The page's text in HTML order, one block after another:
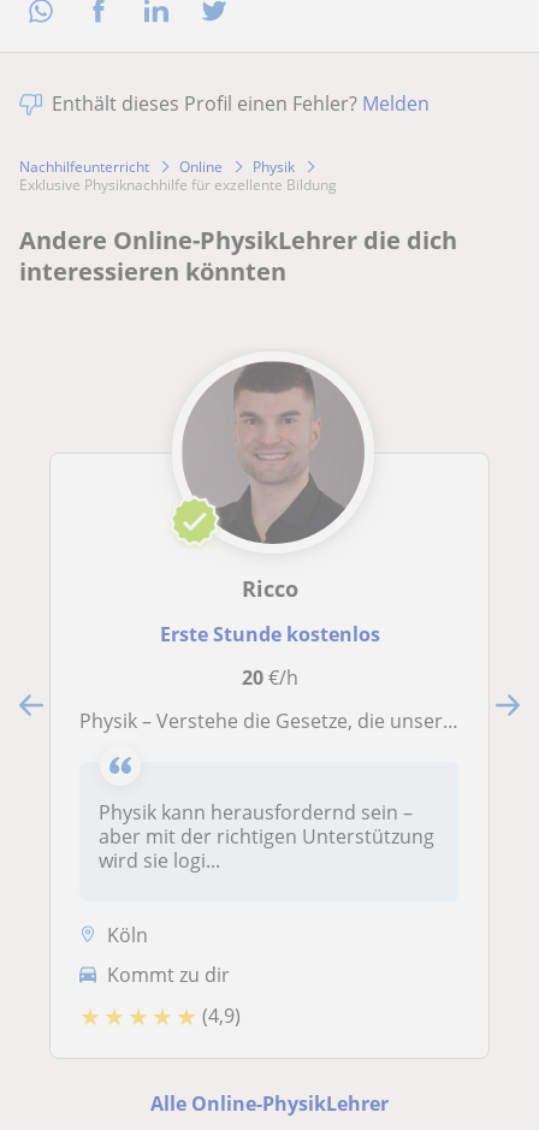
Enthält dieses Profil einen Fehler? Melden
Nachhilfeunterricht Online
Physik
Exklusive Physiknachhilfe für exzellente Bildung
Andere Online-PhysikLehrer die dich
interessieren könnten
Ricco
Erste Stunde kostenlos
20€/h
Physik – Verstehe die Gesetze, die unsere Welt bewegen!
Physik kann herausfordernd sein –
aber mit der richtigen Unterstützung
wird sie logi...
Köln
Kommt zu dir
★ ★ ★ ★ ★ (4,9)
Alle Online-PhysikLehrer